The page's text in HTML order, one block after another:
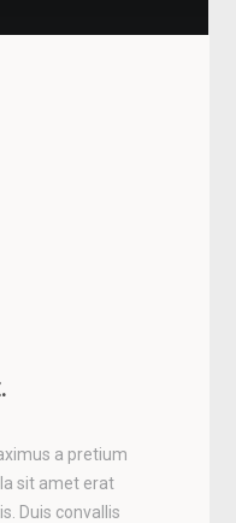
a pretium
sit amet erat
Duis convallis